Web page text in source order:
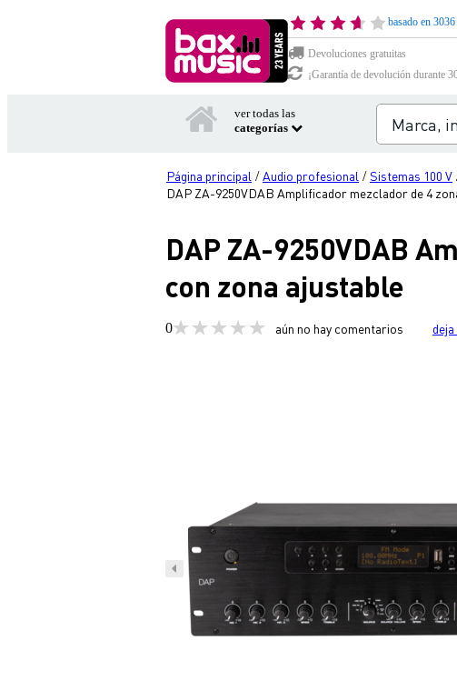
basado en 3036
Devoluciones gratuitas
¡Garantía de devolución durante
ver todas las
categorías
Página principal /Audio profesional /Sistemas 100 V
DAP ZA-9250VDAB Amplificador mezclador de 4
DAP ZA-9250VDAB
con zona ajustable
0 aún no hay comentarios